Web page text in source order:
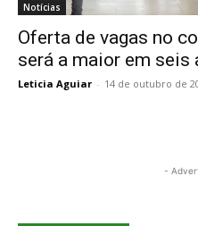
Notícias
Oferta de vagas no
será a maior em seis
Leticia Aguiar - 14 de outubro de
-